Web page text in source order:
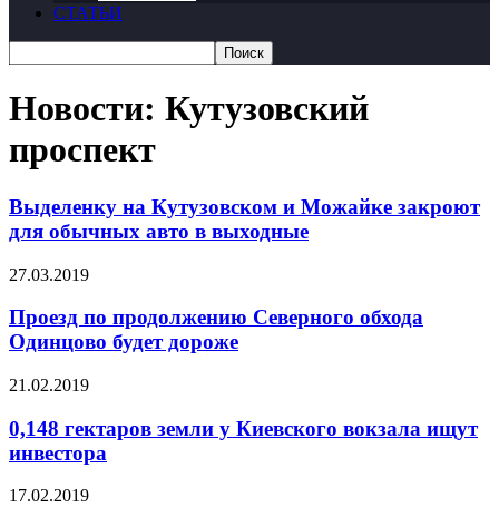
СТАТЬИ
Новости: Кутузовский
проспект
Выделенку на Кутузовском и Можайке закроют
для обычных авто в выходные
27.03.2019
Проезд по продолжению Северного обхода
Одинцово будет дороже
21.02.2019
0,148 гектаров земли у Киевского вокзала ищут
инвестора
17.02.2019